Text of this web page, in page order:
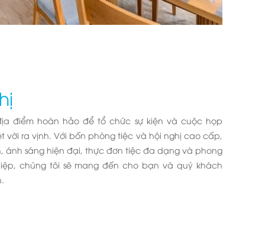
điểm hoàn hảo để tổ chức sự kiện và cuộc họp
vời ra vịnh. Với bốn phòng tiệc và hội nghị cao cấp,
ánh sáng hiện đại, thực đơn tiệc đa dạng và phong
chúng tôi sẽ mang đến cho bạn và quý khách